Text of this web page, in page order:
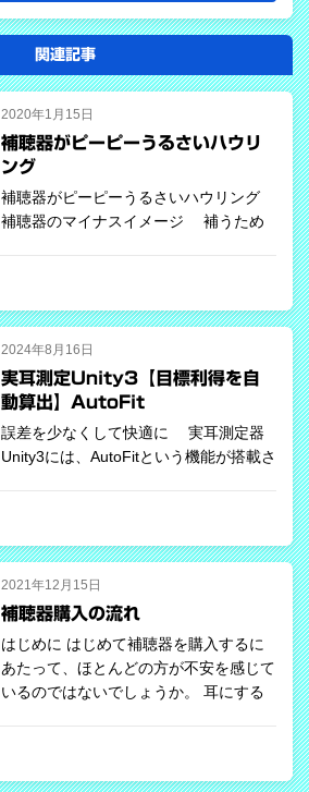
関連記事
2020年1月15日
補聴器がピーピーうるさいハウリ
ング
補聴器がピーピーうるさいハウリング
補聴器のマイナスイメージ 補うため
を得られないその原因の一つとして、補
聴器…
2024年8月16日
実耳測定Unity3【目標利得を自
動算出】AutoFit
誤差を少なくして快適に 実耳測定器
Unity3には、AutoFitという機能が搭載さ
きます。 補…
2021年12月15日
補聴器購入の流れ
はじめに はじめて補聴器を購入するに
あたって、ほとんどの方が不安を感じて
いるのではないでしょうか。 耳にする
情報…